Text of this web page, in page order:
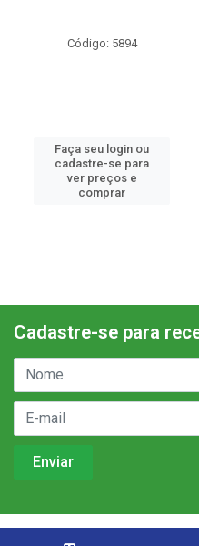
Código: 5894
Faça seu login ou
cadastre-se para
ver preços e
comprar
Cadastre-se para